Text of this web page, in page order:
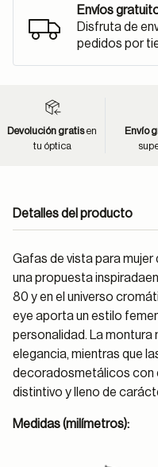
Envíos
Disfruta de
pedidos por
Devolución gratisen
tu óptica
Envío
Detalles del producto
Gafas de vista para mujer
una propuesta
80 y en el universo
eye aporta un estilo
personalidad. La montura
elegancia, mientras que
decoradosmetálicos con
distintivo y lleno de
Medidas (milímetros):